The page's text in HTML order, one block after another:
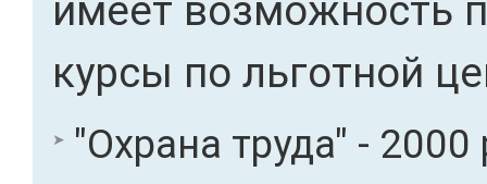
имеет возможность
курсы по льготной
"Охрана труда" - 2000